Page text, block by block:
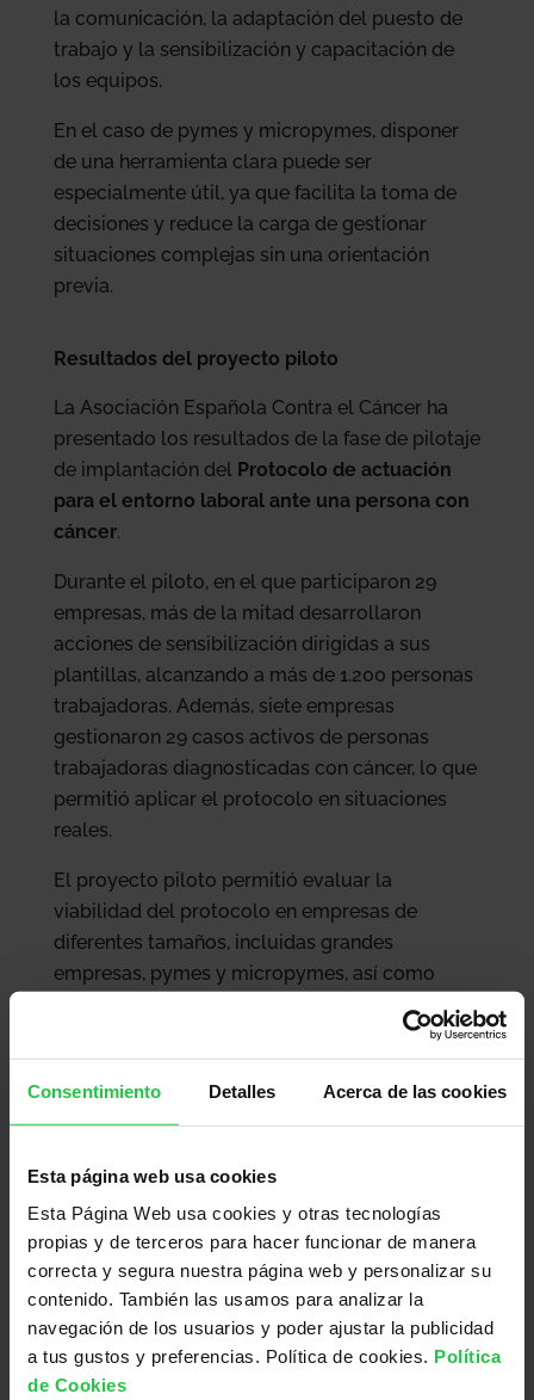
Consentimiento Detalles Acerca de las cookies
Esta página web usa cookies
Esta Página Web usa cookies y otras tecnologías
propias y de terceros para hacer funcionar de manera
correcta y segura nuestra página web y personalizar su
contenido. También las usamos para analizar la
navegación de los usuarios y poder ajustar la publicidad
a tus gustos y preferencias. Política de cookies. Política
de Cookies
la comunicación, la adaptación del puesto de
trabajo y la sensibilización y capacitación de
los equipos.
En el caso de pymes y micropymes, disponer
de una herramienta clara puede ser
especialmente útil, ya que facilita la toma de
decisiones y reduce la carga de gestionar
situaciones complejas sin una orientación
previa.
Resultados del proyecto piloto
La Asociación Española Contra el Cáncer ha
presentado los resultados de la fase de pilotaje
de implantación del Protocolo de actuación
para el entorno laboral ante una persona con
cáncer.
Durante el piloto, en el que participaron 29
empresas, más de la mitad desarrollaron
acciones de sensibilización dirigidas a sus
plantillas, alcanzando a más de 1.200 personas
trabajadoras. Además, siete empresas
gestionaron 29 casos activos de personas
trabajadoras diagnosticadas con cáncer, lo que
permitió aplicar el protocolo en situaciones
reales.
El proyecto piloto permitió evaluar la
viabilidad del protocolo en empresas de
diferentes tamaños, incluidas grandes
empresas, pymes y micropymes, así como
comprobar su adecuación al marco normativo
De las 29 personas afectadas por la
casos activos durante la fase de pilotaje. Entre
ellas, el 57% indicó que hablar abiertamente
sobre el cáncer en el trabajo le resultó muy útil
para su experiencia laboral, y el 71% valoró que
la comunicación de la empresa fue clara y
efectiva. Además, el 57% consideró que las
medidas implementadas por la empresa